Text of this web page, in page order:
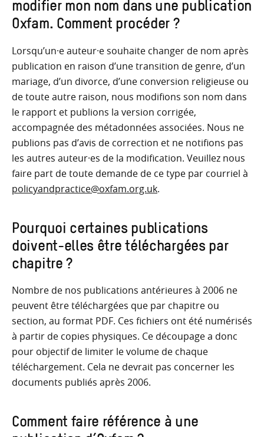
modifier mon nom dans une publication
Oxfam. Comment procéder ?
Lorsqu’un·e auteur·e souhaite changer de nom après
publication en raison d’une transition de genre, d’un
mariage, d’un divorce, d’une conversion religieuse ou
de toute autre raison, nous modifions son nom dans
le rapport et publions la version corrigée,
accompagnée des métadonnées associées. Nous ne
publions pas d’avis de correction et ne notifions pas
les autres auteur·es de la modification. Veuillez nous
faire part de toute demande de ce type par courriel à
policyandpractice@oxfam.org.uk.
Pourquoi certaines publications
doivent-elles être téléchargées par
chapitre ?
Nombre de nos publications antérieures à 2006 ne
peuvent être téléchargées que par chapitre ou
section, au format PDF. Ces fichiers ont été numérisés
à partir de copies physiques. Ce découpage a donc
pour objectif de limiter le volume de chaque
téléchargement. Cela ne devrait pas concerner les
documents publiés après 2006.
Comment faire référence à une